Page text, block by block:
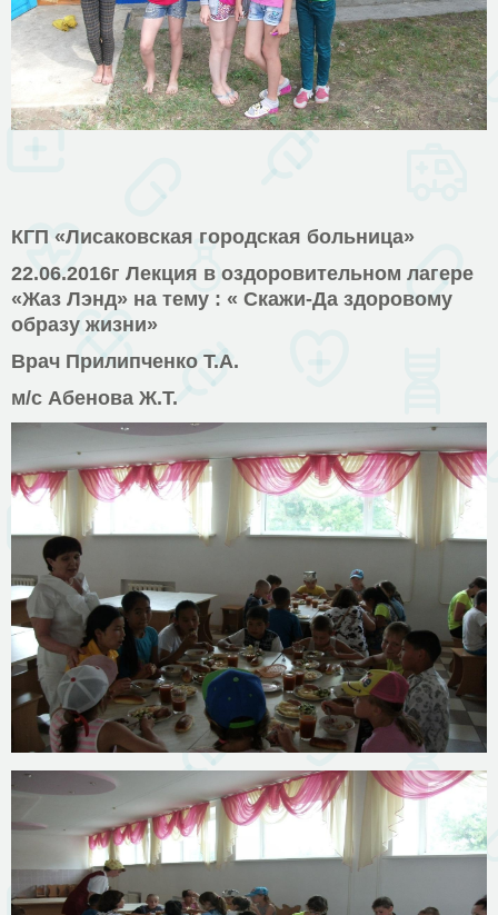
КГП «Лисаковская городская больница»
22.06.2016г Лекция в оздоровительном лагере
«Жаз Лэнд» на тему : « Скажи-Да здоровому
образу жизни»
Врач Прилипченко Т.А.
м/с Абенова Ж.Т.